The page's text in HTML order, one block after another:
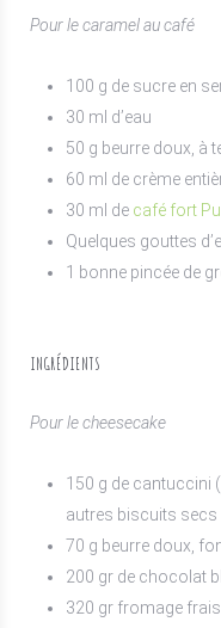
Pour le caramel au café
100 g de sucre en
30 ml d’eau
50 g beurre doux, à
60 ml de crème
30 ml de café fort
Quelques gouttes
1 bonne pincée de
INGRÉDIENTS
Pour le cheesecake
150 g de cantuccini
autres biscuits secs
70 g beurre doux,
200 gr de chocolat
320 gr fromage